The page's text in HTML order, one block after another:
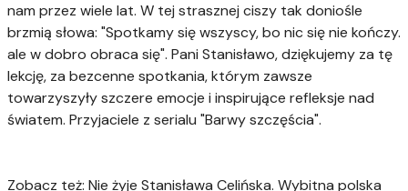
nam przez wiele lat. W tej strasznej ciszy tak doniośle
brzmią słowa: "Spotkamy się wszyscy, bo nic się nie kończy.
ale w dobro obraca się". Pani Stanisławo, dziękujemy za tę
lekcję, za bezcenne spotkania, którym zawsze
towarzyszyły szczere emocje i inspirujące refleksje nad
światem. Przyjaciele z serialu "Barwy szczęścia".
Zobacz też: Nie żyje Stanisława Celińska. Wybitna polska